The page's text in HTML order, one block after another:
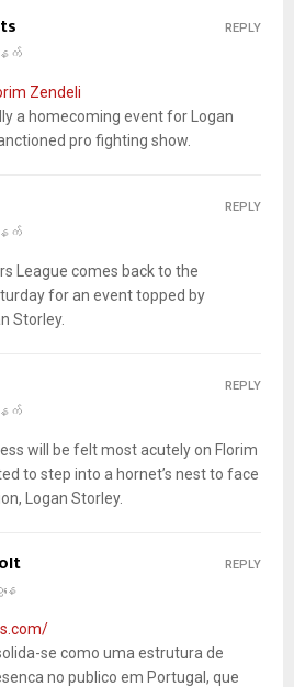
နက်
Zendeli
a homecoming event for Logan
pro fighting show.
REPLY
နက်
League comes back to the
for an event topped by
Storley.
REPLY
နက်
will be felt most acutely on Florim
to step into a hornet’s nest to face
Logan Storley.
REPLY
ေ
se como uma estrutura de
no publico em Portugal, que
REPLY